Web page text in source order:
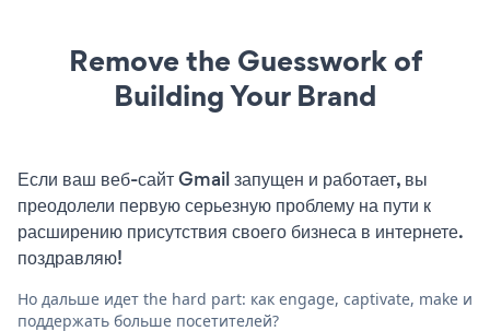
Remove the Guesswork of
Building Your Brand
Если ваш веб-сайт Gmail запущен и работает, вы
преодолели первую серьезную проблему на пути к
расширению присутствия своего бизнеса в интернете.
поздравляю!
Но дальше идет the hard part: как engage, captivate, make и
поддержать больше посетителей?